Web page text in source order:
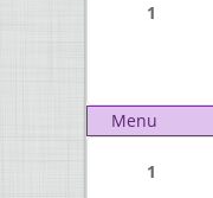
1
Menu
1